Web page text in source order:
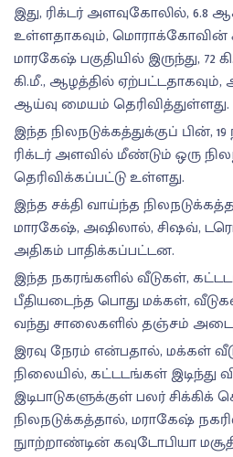
இது, ரிக்டர் அளவுகோலில், 6.8
உள்ளதாகவும், மொராக்கோவின்
மாரகேஷ் பகுதியில் இருந்து, 72
கி.மீ., ஆழத்தில் ஏற்பட்டதாகவும்,
ஆய்வு மையம் தெரிவித்துள்ளது.
இந்த நிலநடுக்கத்துக்குப் பின், 19
ரிக்டர் அளவில் மீண்டும் ஒரு
தெரிவிக்கப்பட்டு உள்ளது.
இந்த சக்தி வாய்ந்த
மாரகேஷ், அஷிலால், சிஷவ்,
அதிகம் பாதிக்கப்பட்டன.
இந்த நகரங்களில் வீடுகள்,
பீதியடைந்த பொது மக்கள்,
வந்து சாலைகளில் தஞ்சம்
இரவு நேரம் என்பதால், மக்கள்
நிலையில், கட்டடங்கள் இடிந்து
இடிபாடுகளுக்குள் பலர்
நிலநடுக்கத்தால், மராகேஷ்
நுாற்றாண்டின் கவுடோபியா